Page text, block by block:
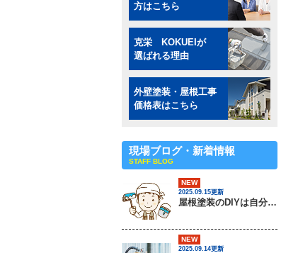
方はこちら
克栄 KOKUEIが
選ばれる理由
外壁塗装・屋根工事
価格表はこちら
現場ブログ・新着情報
STAFF BLOG
NEW
2025.09.15更新
屋根塗装のDIYは自分でできるの？ / 茨城県常総市・坂東市・守谷市・つくば市・境町の外壁塗装＆屋根専門店
NEW
2025.09.14更新